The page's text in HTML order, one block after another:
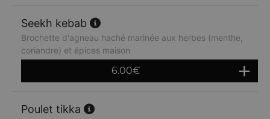
Seekh kebab
Brochette d'agneau haché marinée aux herbes (menthe,
coriandre) et épices maison
6.00€
Poulet tikka